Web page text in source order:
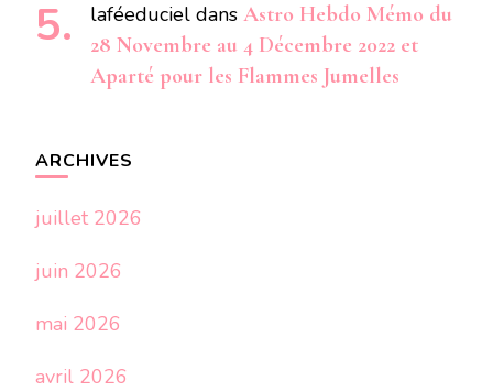
laféeduciel dans Astro Hebdo Mémo du
28 Novembre au 4 Décembre 2022 et
Aparté pour les Flammes Jumelles
ARCHIVES
juillet 2026
juin 2026
mai 2026
avril 2026